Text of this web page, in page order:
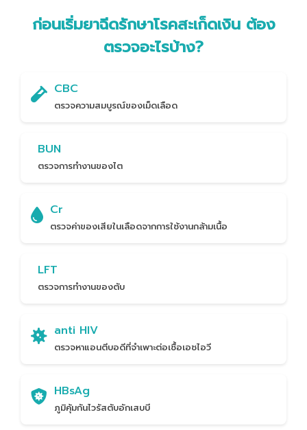
ก่อนเริ่มยาฉีดรักษาโรคสะเก็ดเงิน ต้อง
ตรวจอะไรบ้าง?
CBC
ตรวจความสมบูรณ์ของเม็ดเลือด
BUN
ตรวจการทำงานของไต
Cr
ตรวจค่าของเสียในเลือดจากการใช้งานกล้ามเนื้อ
LFT
ตรวจการทำงานของตับ
anti HIV
ตรวจหาแอนตีบอดีที่จำเพาะต่อเชื้อเอชไอวี
HBsAg
ภูมิคุ้มกันไวรัสตับอักเสบบี